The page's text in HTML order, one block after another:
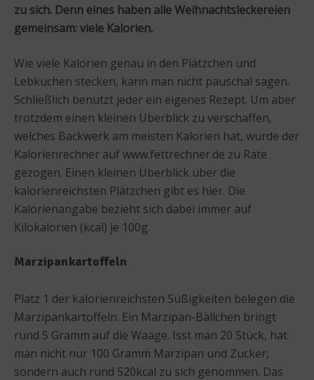
zu sich. Denn eines haben alle Weihnachtsleckereien
gemeinsam: viele Kalorien.
Wie viele Kalorien genau in den Plätzchen und
Lebkuchen stecken, kann man nicht pauschal sagen.
Schließlich benutzt jeder ein eigenes Rezept. Um aber
trotzdem einen kleinen Überblick zu verschaffen,
welches Backwerk am meisten Kalorien hat, wurde der
Kalorienrechner auf www.fettrechner.de zu Rate
gezogen. Einen kleinen Überblick über die
kalorienreichsten Plätzchen gibt es hier. Die
Kalorienangabe bezieht sich dabei immer auf
Kilokalorien (kcal) je 100g.
Marzipankartoffeln
Platz 1 der kalorienreichsten Süßigkeiten belegen die
Marzipankartoffeln. Ein Marzipan-Bällchen bringt
rund 5 Gramm auf die Waage. Isst man 20 Stück, hat
man nicht nur 100 Gramm Marzipan und Zucker,
sondern auch rund 520kcal zu sich genommen. Das